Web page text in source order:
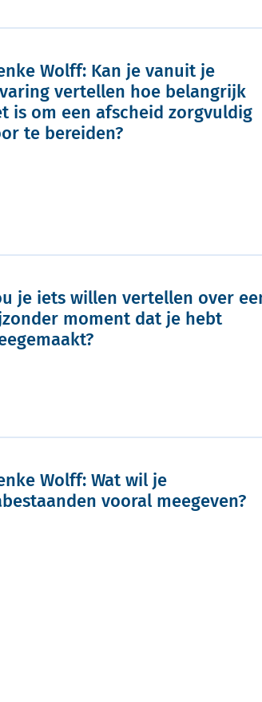
Wolff: Kan je vanuit je
vertellen hoe belangrijk
is om een afscheid zorgvuldig
te bereiden?
je iets willen vertellen over
moment dat je hebt
Wolff: Wat wil je
vooral meegeven?